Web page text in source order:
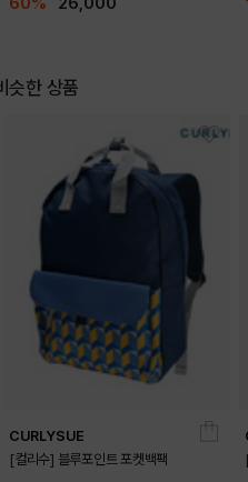
슷한 상품
CURLYSUE
[컬리수] 블루포인트 포켓백팩